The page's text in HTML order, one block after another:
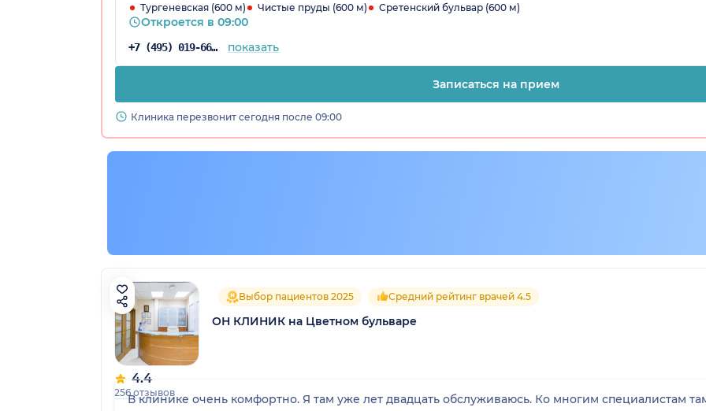
Тургеневская (600 м) Чистые пруды (600 м) Сретенский бульвар (600 м)
Откроется в 09:00
+7 (495) 019-66-61 показать
Записаться на прием
Клиника перезвонит сегодня после 09:00
4.4
256 отзывов
Выбор пациентов 2025 Средний рейтинг врачей 4.5
ОН КЛИНИК на Цветном бульваре
В клинике очень комфортно. Я там уже лет двадцать обслуживаюсь. Ко многим специалистам